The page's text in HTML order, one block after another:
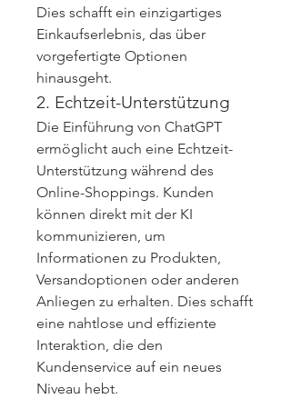
Dies schafft ein einzigartiges
Einkaufserlebnis, das über
vorgefertigte Optionen
hinausgeht.
2. Echtzeit-Unterstützung
Die Einführung von ChatGPT
ermöglicht auch eine Echtzeit-
Unterstützung während des
Online-Shoppings. Kunden
können direkt mit der KI
kommunizieren, um
Informationen zu Produkten,
Versandoptionen oder anderen
Anliegen zu erhalten. Dies schafft
eine nahtlose und effiziente
Interaktion, die den
Kundenservice auf ein neues
Niveau hebt.